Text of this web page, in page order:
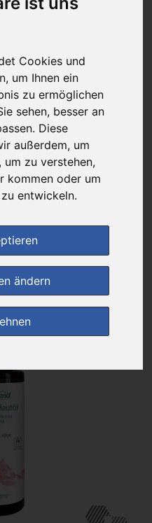
Cookies und
um Ihnen ein
zu ermöglichen
sehen, besser an
Diese
außerdem, um
um zu verstehen,
kommen oder um
entwickeln.
ändern
oder Selbstabholung
oder
/ 0,11 €
13:51 Uhr